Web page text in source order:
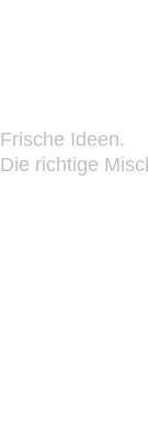
Frische Ideen.
Die richtige